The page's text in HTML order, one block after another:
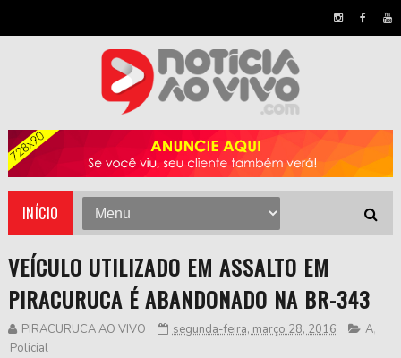
INÍCIO
VEÍCULO UTILIZADO EM ASSALTO EM
PIRACURUCA É ABANDONADO NA BR-343
PIRACURUCA AO VIVO segunda-feira, março 28, 2016 A,
Policial